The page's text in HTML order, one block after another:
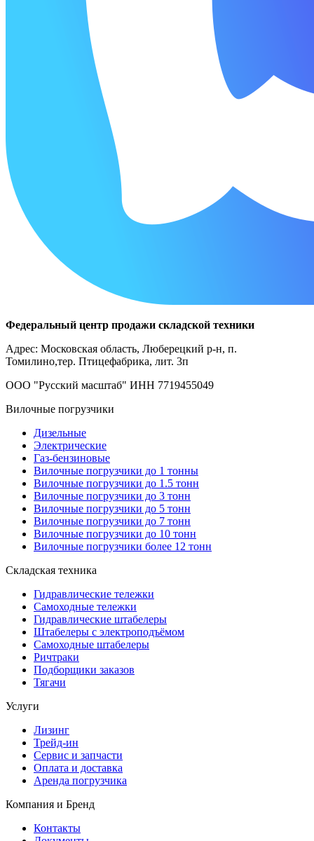
Федеральный центр продажи складской техники
Адрес: Московская область, Люберецкий р-н, п.
Томилино,тер. Птицефабрика, лит. 3п
ООО "Русский масштаб" ИНН 7719455049
Вилочные погрузчики
Дизельные
Электрические
Газ-бензиновые
Вилочные погрузчики до 1 тонны
Вилочные погрузчики до 1.5 тонн
Вилочные погрузчики до 3 тонн
Вилочные погрузчики до 5 тонн
Вилочные погрузчики до 7 тонн
Вилочные погрузчики до 10 тонн
Вилочные погрузчики более 12 тонн
Складская техника
Гидравлические тележки
Самоходные тележки
Гидравлические штабелеры
Штабелеры с электроподъёмом
Самоходные штабелеры
Ричтраки
Подборщики заказов
Тягачи
Услуги
Лизинг
Трейд-ин
Сервис и запчасти
Оплата и доставка
Аренда погрузчика
Компания и Бренд
Контакты